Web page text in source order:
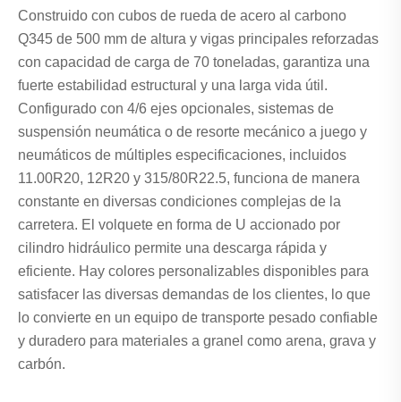
Construido con cubos de rueda de acero al carbono
Q345 de 500 mm de altura y vigas principales reforzadas
con capacidad de carga de 70 toneladas, garantiza una
fuerte estabilidad estructural y una larga vida útil.
Configurado con 4/6 ejes opcionales, sistemas de
suspensión neumática o de resorte mecánico a juego y
neumáticos de múltiples especificaciones, incluidos
11.00R20, 12R20 y 315/80R22.5, funciona de manera
constante en diversas condiciones complejas de la
carretera. El volquete en forma de U accionado por
cilindro hidráulico permite una descarga rápida y
eficiente. Hay colores personalizables disponibles para
satisfacer las diversas demandas de los clientes, lo que
lo convierte en un equipo de transporte pesado confiable
y duradero para materiales a granel como arena, grava y
carbón.